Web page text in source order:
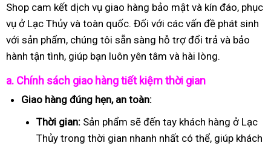
Shop cam kết dịch vụ giao hàng bảo mật và kín đáo, phục
vụ ở Lạc Thủy và toàn quốc. Đối với các vấn đề phát sinh
với sản phẩm, chúng tôi sẵn sàng hỗ trợ đổi trả và bảo
hành tận tình, giúp bạn luôn yên tâm và hài lòng.
a. Chính sách giao hàng tiết kiệm thời gian
Giao hàng đúng hẹn, an toàn:
Thời gian: Sản phẩm sẽ đến tay khách hàng ở Lạc
Thủy trong thời gian nhanh nhất có thể, giúp khách